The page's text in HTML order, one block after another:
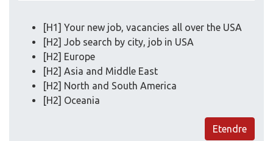
[H1] Your new job, vacancies all over the USA
[H2] Job search by city, job in USA
[H2] Europe
[H2] Asia and Middle East
[H2] North and South America
[H2] Oceania
Etendre